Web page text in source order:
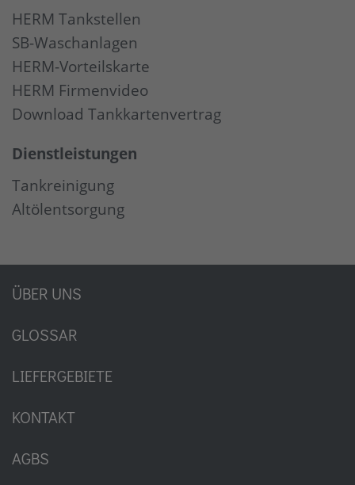
HERM Tankstellen
SB-Waschanlagen
HERM-Vorteilskarte
HERM Firmenvideo
Download Tankkartenvertrag
Dienstleistungen
Tankreinigung
Altölentsorgung
ÜBER UNS
GLOSSAR
LIEFERGEBIETE
KONTAKT
AGBS